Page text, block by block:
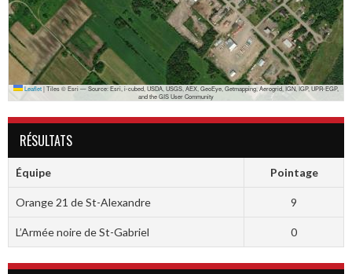
Leaflet|Tiles © Esri — Source: Esri, i-cubed, USDA, USGS, AEX, GeoEye, Getmapping, Aerogrid, IGN, IGP, UPR-EGP,
and the GIS User Community
RÉSULTATS
Équipe Pointage
Orange 21 de St-Alexandre 9
L’Armée noire de St-Gabriel 0